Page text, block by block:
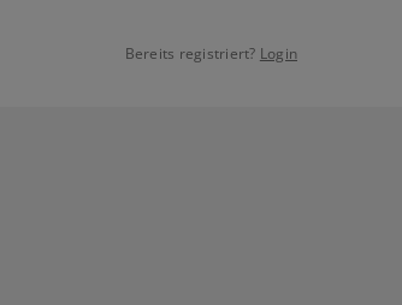
Bereits registriert? Login